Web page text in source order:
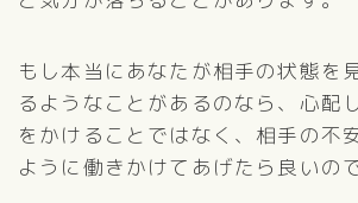
もし本当にあなたが相手の状態を
るようなことがあるのなら、心配
をかけることではなく、相手の不
ように働きかけてあげたら良いので